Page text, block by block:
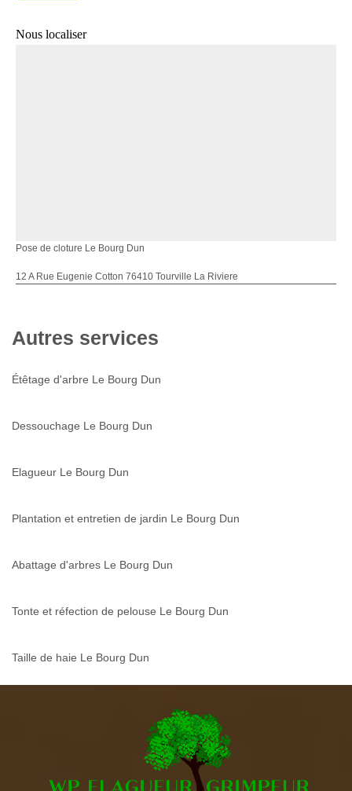
Nous localiser
Pose de cloture Le Bourg Dun
12 A Rue Eugenie Cotton 76410 Tourville La Riviere
Autres services
Étêtage d'arbre Le Bourg Dun
Dessouchage Le Bourg Dun
Elagueur Le Bourg Dun
Plantation et entretien de jardin Le Bourg Dun
Abattage d'arbres Le Bourg Dun
Tonte et réfection de pelouse Le Bourg Dun
Taille de haie Le Bourg Dun